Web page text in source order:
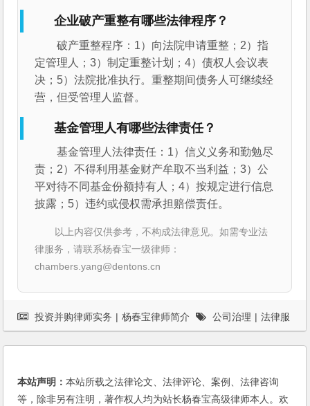
企业破产重整有哪些法律程序？
破产重整程序：1）向法院申请重整；2）指
定管理人；3）制定重整计划；4）债权人会议表
决；5）法院批准执行。重整期间债务人可继续经
营，但受管理人监督。
基金管理人有哪些法律责任？
基金管理人法律责任：1）信义义务和勤勉尽
责；2）不得利用基金财产牟取不当利益；3）公
平对待不同基金份额持有人；4）按规定进行信息
披露；5）违约或侵权需承担赔偿责任。
以上内容仅供参考，不构成法律意见。如需专业法
律服务，请联系杨春宝一级律师：
chambers.yang@dentons.cn
投资并购律师实务 | 杨春宝律师简介 公司治理 | 法律服
本站声明：本站所载之法律论文、法律评论、案例、法律咨询
等，除非另有注明，著作权人均为站长杨春宝高级律师本人。欢